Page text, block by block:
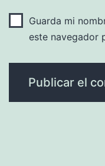
Guarda mi
este navegador